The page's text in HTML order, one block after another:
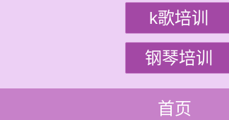
k歌培训
钢琴培训
首页